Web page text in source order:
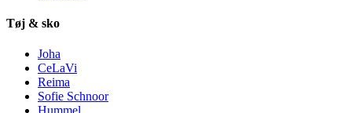
Tøj & sko
Joha
CeLaVi
Reima
Sofie Schnoor